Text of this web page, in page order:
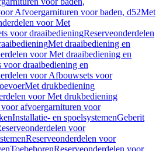
Afvoergarnituren voor baden, d52Met
voor Met
voor draaibedieningReserveonderdelen
Met draaibediening en
voor Met draaibediening en
draaibediening en
voor Afbouwsets voor
Met drukbediening
voor Met drukbediening
afvoergarnituren voor
Installatie- en spoelsystemenGeberit
voor
Reserveonderdelen voor
ToebehorenReserveonderdelen voor